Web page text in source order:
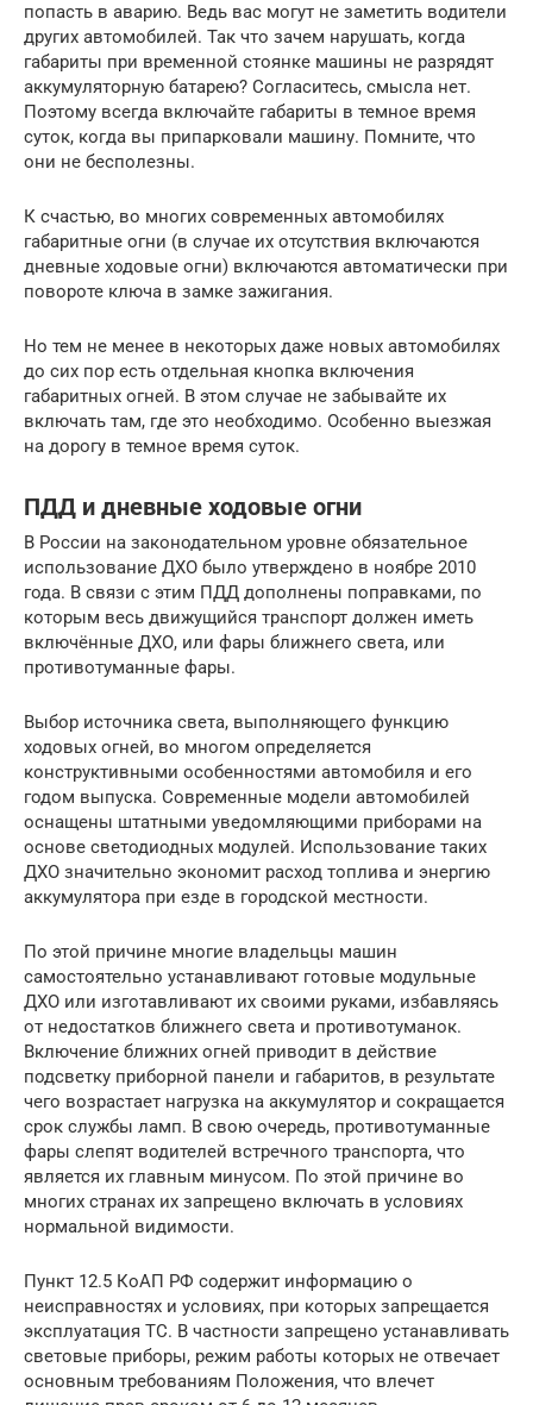
попасть в аварию. Ведь вас могут не заметить водители
других автомобилей. Так что зачем нарушать, когда
габариты при временной стоянке машины не разрядят
аккумуляторную батарею? Согласитесь, смысла нет.
Поэтому всегда включайте габариты в темное время
суток, когда вы припарковали машину. Помните, что
они не бесполезны.
К счастью, во многих современных автомобилях
габаритные огни (в случае их отсутствия включаются
дневные ходовые огни) включаются автоматически при
повороте ключа в замке зажигания.
Но тем не менее в некоторых даже новых автомобилях
до сих пор есть отдельная кнопка включения
габаритных огней. В этом случае не забывайте их
включать там, где это необходимо. Особенно выезжая
на дорогу в темное время суток.
ПДД и дневные ходовые огни
В России на законодательном уровне обязательное
использование ДХО было утверждено в ноябре 2010
года. В связи с этим ПДД дополнены поправками, по
которым весь движущийся транспорт должен иметь
включённые ДХО, или фары ближнего света, или
противотуманные фары.
Выбор источника света, выполняющего функцию
ходовых огней, во многом определяется
конструктивными особенностями автомобиля и его
годом выпуска. Современные модели автомобилей
оснащены штатными уведомляющими приборами на
основе светодиодных модулей. Использование таких
ДХО значительно экономит расход топлива и энергию
аккумулятора при езде в городской местности.
По этой причине многие владельцы машин
самостоятельно устанавливают готовые модульные
ДХО или изготавливают их своими руками, избавляясь
от недостатков ближнего света и противотуманок.
Включение ближних огней приводит в действие
подсветку приборной панели и габаритов, в результате
чего возрастает нагрузка на аккумулятор и сокращается
срок службы ламп. В свою очередь, противотуманные
фары слепят водителей встречного транспорта, что
является их главным минусом. По этой причине во
многих странах их запрещено включать в условиях
нормальной видимости.
Пункт 12.5 КоАП РФ содержит информацию о
неисправностях и условиях, при которых запрещается
эксплуатация ТС. В частности запрещено устанавливать
световые приборы, режим работы которых не отвечает
основным требованиям Положения, что влечет